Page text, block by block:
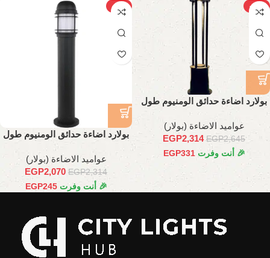
-12%
بولارد اضاءة حدائق الومنيوم طول
عواميد الاضاءة (بولار)
EGP2,645
EGP2,314
🎉 أنت وفرت EGP331
-11%
بولارد اضاءة حدائق الومنيوم طول
عواميد الاضاءة (بولار)
EGP2,314
EGP2,070
🎉 أنت وفرت EGP245